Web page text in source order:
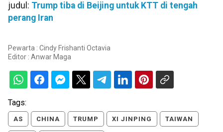
judul: Trump tiba di Beijing untuk KTT di tengah
perang Iran
Pewarta : Cindy Frishanti Octavia
Editor : Anwar Maga
Tags:
AS CHINA TRUMP XI JINPING TAIWAN